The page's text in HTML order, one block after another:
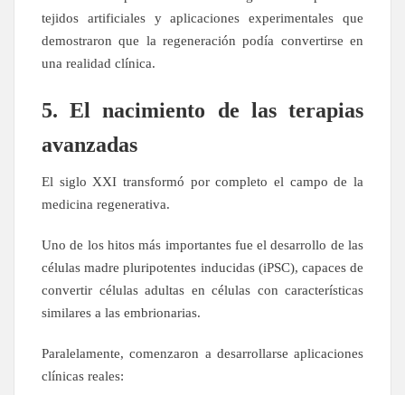
tejidos artificiales y aplicaciones experimentales que
demostraron que la regeneración podía convertirse en
una realidad clínica.
5. El nacimiento de las terapias
avanzadas
El siglo XXI transformó por completo el campo de la
medicina regenerativa.
Uno de los hitos más importantes fue el desarrollo de las
células madre pluripotentes inducidas (iPSC), capaces de
convertir células adultas en células con características
similares a las embrionarias.
Paralelamente, comenzaron a desarrollarse aplicaciones
clínicas reales: